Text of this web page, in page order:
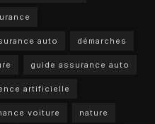
auto démarches
guide assurance auto
artificielle
voiture nature